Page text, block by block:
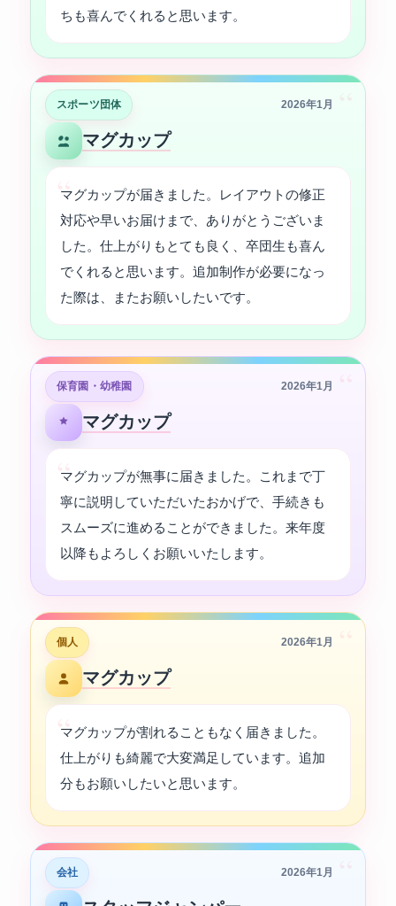
ちも喜んでくれると思います。
スポーツ団体 2026年1月
マグカップ
マグカップが届きました。レイアウトの修正
対応や早いお届けまで、ありがとうございま
した。仕上がりもとても良く、卒団生も喜ん
でくれると思います。追加制作が必要になっ
た際は、またお願いしたいです。
保育園・幼稚園 2026年1月
マグカップ
マグカップが無事に届きました。これまで丁
寧に説明していただいたおかげで、手続きも
スムーズに進めることができました。来年度
以降もよろしくお願いいたします。
個人 2026年1月
マグカップ
マグカップが割れることもなく届きました。
仕上がりも綺麗で大変満足しています。追加
分もお願いしたいと思います。
会社 2026年1月